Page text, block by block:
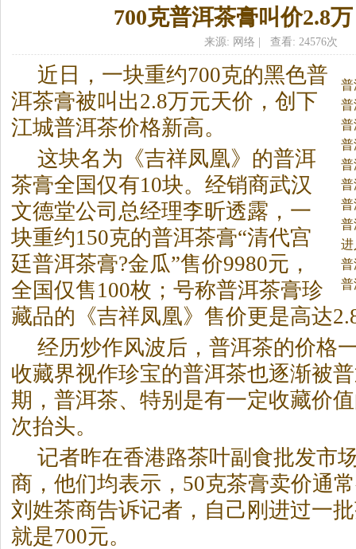
700克普洱茶膏叫价2.8万
来源: 网络 | 查看: 24576次
蜜
茶
近日，一块重约700克的黑色普
洱茶膏被叫出2.8万元天价，创下
江城普洱茶价格新高。
这块名为《吉祥凤凰》的普洱
茶膏全国仅有10块。经销商武汉
文德堂公司总经理李昕透露，一
块重约150克的普洱茶膏“清代宫
廷普洱茶膏?金瓜”售价9980元，
全国仅售100枚；号称普洱茶膏珍
藏品的《吉祥凤凰》售价更是高达
经历炒作风波后，普洱茶的价格
收藏界视作珍宝的普洱茶也逐渐被
期，普洱茶、特别是有一定收藏价
次抬头。
记者昨在香港路茶叶副食批发市
商，他们均表示，50克茶膏卖价通
刘姓茶商告诉记者，自己刚进过一批
就是700元。